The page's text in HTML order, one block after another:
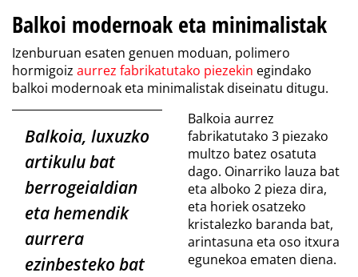
Balkoi modernoak eta minimalistak
Izenburuan esaten genuen moduan, polimero
hormigoiz aurrez fabrikatutako piezekin egindako
balkoi modernoak eta minimalistak diseinatu ditugu.
Balkoia, luxuzko
artikulu bat
berrogeialdian
eta hemendik
aurrera
ezinbesteko bat
Balkoia aurrez
fabrikatutako 3 piezako
multzo batez osatuta
dago. Oinarriko lauza bat
eta alboko 2 pieza dira,
eta horiek osatzeko
kristalezko baranda bat,
arintasuna eta oso itxura
egunekoa ematen diena.